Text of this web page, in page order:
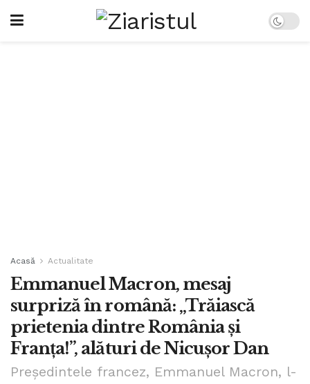
Acasă Actualitate
Emmanuel Macron, mesaj
surpriză în română: „Trăiască
prietenia dintre România și
Franța!”, alături de Nicușor Dan
Președintele francez, Emmanuel Macron, l-